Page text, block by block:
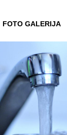
FOTO GALERIJA